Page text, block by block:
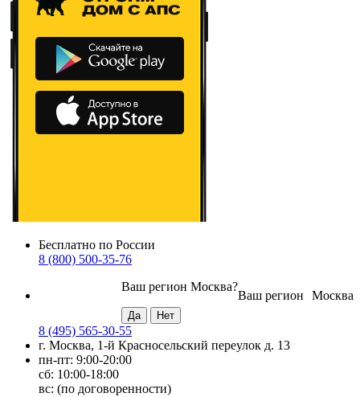
Бесплатно по России
8 (800) 500-35-76
Москва
Ваш регион
Ваш регион Москва?
8 (495) 565-30-55
г. Москва, 1-й Красносельский переулок д. 13
пн-пт: 9:00-20:00
сб: 10:00-18:00
вс: (по договоренности)